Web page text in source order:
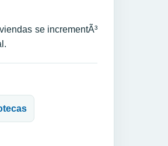
se incrementÃ³